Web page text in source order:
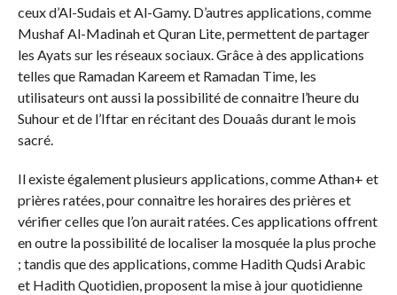
ceux d’Al-Sudais et Al-Gamy. D’autres applications, comme
Mushaf Al-Madinah et Quran Lite, permettent de partager
les Ayats sur les réseaux sociaux. Grâce à des applications
telles que Ramadan Kareem et Ramadan Time, les
utilisateurs ont aussi la possibilité de connaitre l’heure du
Suhour et de l’Iftar en récitant des Douaâs durant le mois
sacré.
Il existe également plusieurs applications, comme Athan+ et
prières ratées, pour connaitre les horaires des prières et
vérifier celles que l’on aurait ratées. Ces applications offrent
en outre la possibilité de localiser la mosquée la plus proche
; tandis que des applications, comme Hadith Qudsi Arabic
et Hadith Quotidien, proposent la mise à jour quotidienne